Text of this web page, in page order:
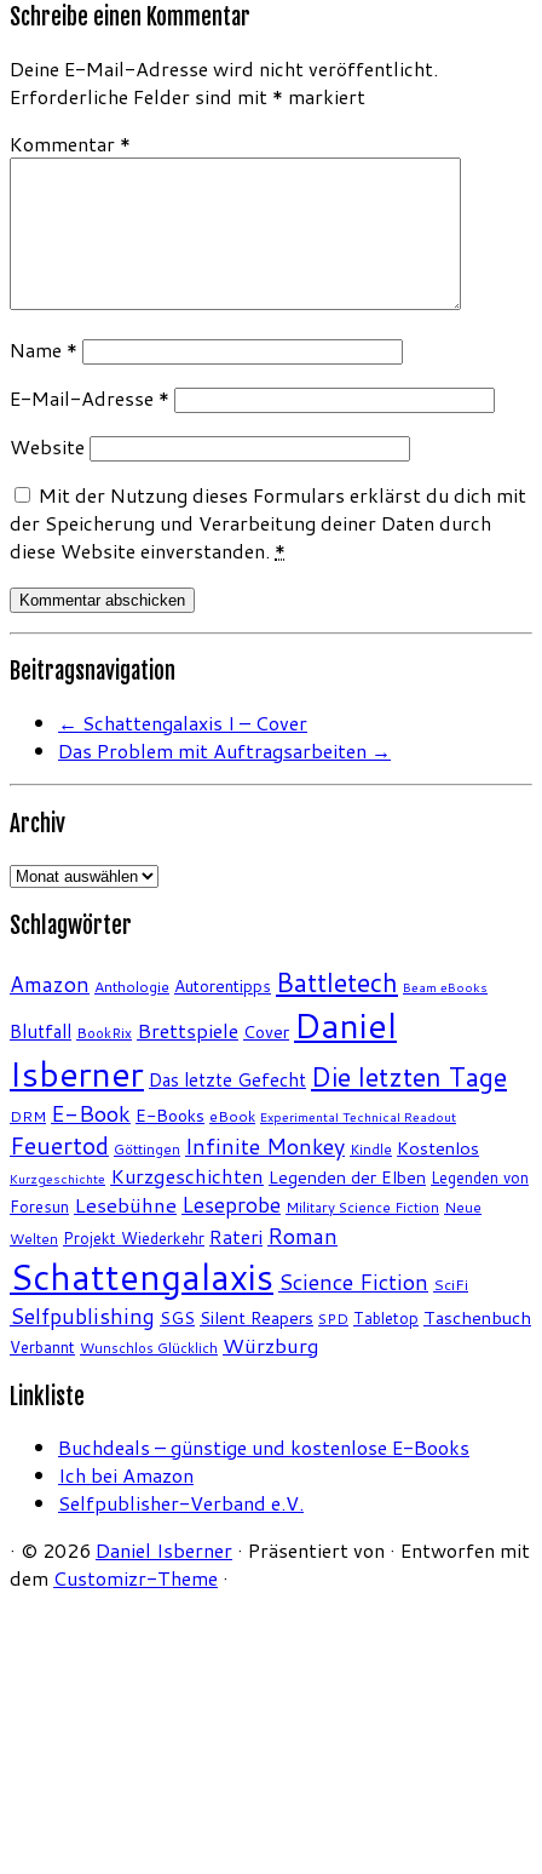
Schreibe einen Kommentar
Deine E-Mail-Adresse wird nicht veröffentlicht.
Erforderliche Felder sind mit * markiert
Kommentar *
Name *
E-Mail-Adresse *
Website
Mit der Nutzung dieses Formulars erklärst du dich mit
der Speicherung und Verarbeitung deiner Daten durch
diese Website einverstanden. *
Beitragsnavigation
← Schattengalaxis I – Cover
Das Problem mit Auftragsarbeiten →
Archiv
Archiv
Schlagwörter
Amazon Anthologie Autorentipps Battletech Beam eBooks
Blutfall BookRix Brettspiele Cover Daniel
Isberner Das letzte Gefecht Die letzten Tage
DRM E-Book E-Books eBook Experimental Technical Readout
Feuertod Göttingen Infinite Monkey Kindle Kostenlos
Kurzgeschichte Kurzgeschichten Legenden der Elben Legenden von
Foresun Lesebühne Leseprobe Military Science Fiction Neue
Welten Projekt Wiederkehr Rateri Roman
Schattengalaxis Science Fiction SciFi
Selfpublishing SGS Silent Reapers SPD Tabletop Taschenbuch
Verbannt Wunschlos Glücklich Würzburg
Linkliste
Buchdeals – günstige und kostenlose E-Books
Ich bei Amazon
Selfpublisher-Verband e.V.
· © 2026 Daniel Isberner · Präsentiert von · Entworfen mit
dem Customizr-Theme ·